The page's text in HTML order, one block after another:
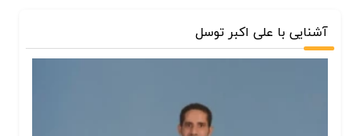
آشنایی با علی اکبر توسل